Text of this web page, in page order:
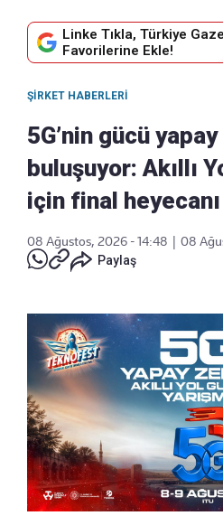
Linke Tıkla, Türkiye
Favorilerine Ekle!
ŞIRKET HABERLERI
5G’nin gücü
buluşuyor: Akıllı
için final heyecanı
08 Ağustos, 2026 - 14:48
08
Paylaş